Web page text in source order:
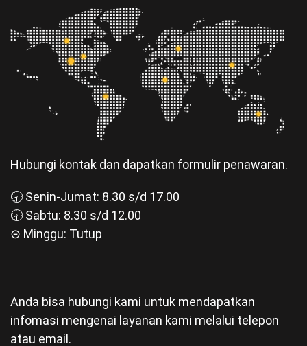
Hubungi kontak dan dapatkan formulir penawaran.
🕣 Senin-Jumat: 8.30 s/d 17.00
🕣 Sabtu: 8.30 s/d 12.00
⊝ Minggu: Tutup
Anda bisa hubungi kami untuk mendapatkan
infomasi mengenai layanan kami melalui telepon
atau email.